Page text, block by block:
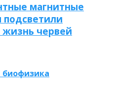
магнитные
червей